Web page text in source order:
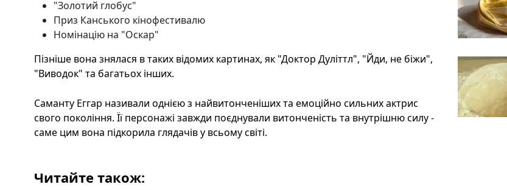
"Золотий глобус"
Приз Канського кінофестивалю
Номінацію на "Оскар"
Пізніше вона знялася в таких відомих картинах, як "Доктор Дуліттл", "Йди, не біжи",
"Виводок" та багатьох інших.
Саманту Еггар називали однією з найвитонченіших та емоційно сильних актрис
свого покоління. Її персонажі завжди поєднували витонченість та внутрішню силу -
саме цим вона підкорила глядачів у всьому світі.
Читайте також: